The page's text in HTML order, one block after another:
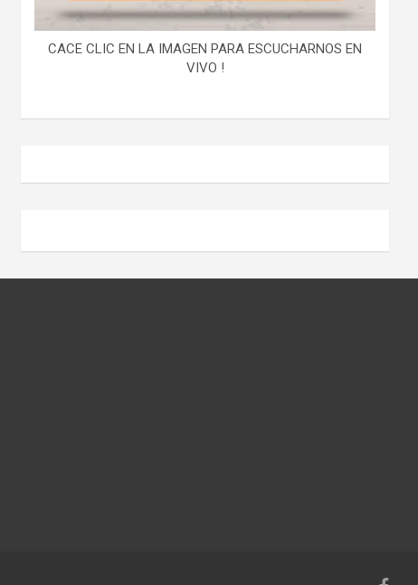
CACE CLIC EN LA IMAGEN PARA ESCUCHARNOS EN
VIVO !